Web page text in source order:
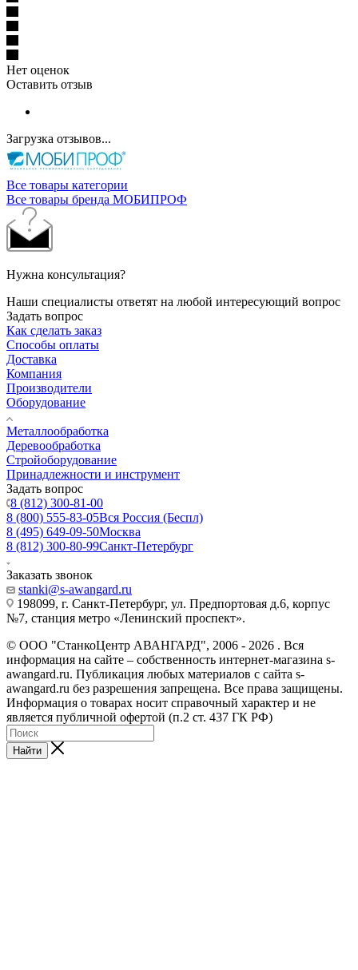
Нет оценок
Оставить отзыв
Загрузка отзывов...
Все товары категории
Все товары бренда МОБИПРОФ
Нужна консультация?
Наши специалисты ответят на любой интересующий вопрос
Задать вопрос
Как сделать заказ
Способы оплаты
Доставка
Компания
Производители
Оборудование
Металлообработка
Деревообработка
Стройоборудование
Принадлежности и инструмент
Задать вопрос
8 (812) 300-81-00
8 (800) 555-83-05Вся Россия (Беспл)
8 (495) 649-09-50Москва
8 (812) 300-80-99Санкт-Петербург
Заказать звонок
stanki@s-awangard.ru
198099, г. Санкт-Петербург, ул. Предпортовая д.6, корпус
№7, станция метро «Ленинский проспект».
© ООО "СтанкоЦентр АВАНГАРД", 2006 - 2026 . Вся
информация на сайте – собственность интернет-магазина s-
awangard.ru. Публикация любых материалов с сайта s-
awangard.ru без разрешения запрещена. Все права защищены.
Информация о товарах носит справочный характер и не
является публичной офертой (п.2 ст. 437 ГК РФ)
Найти